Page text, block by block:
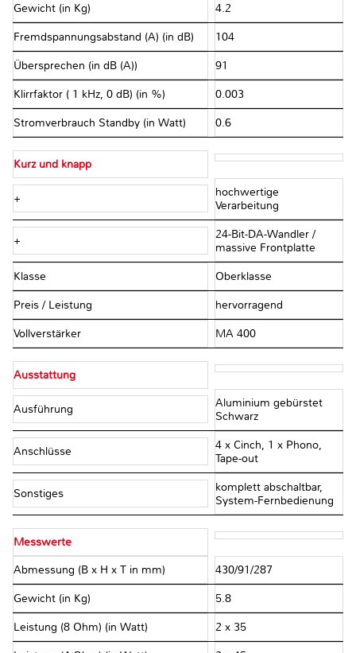
Gewicht (in Kg) 4.2
Fremdspannungsabstand (A) (in dB) 104
Übersprechen (in dB (A)) 91
Klirrfaktor ( 1 kHz, 0 dB) (in %) 0.003
Stromverbrauch Standby (in Watt) 0.6
Kurz und knapp
+
hochwertige
Verarbeitung
+
24-Bit-DA-Wandler /
massive Frontplatte
Klasse Oberklasse
Preis / Leistung hervorragend
Vollverstärker MA 400
Ausstattung
Ausführung
Aluminium gebürstet
Schwarz
Anschlüsse
4 x Cinch, 1 x Phono,
Tape-out
Sonstiges
komplett abschaltbar,
System-Fernbedienung
Messwerte
Abmessung (B x H x T in mm) 430/91/287
Gewicht (in Kg) 5.8
Leistung (8 Ohm) (in Watt) 2 x 35